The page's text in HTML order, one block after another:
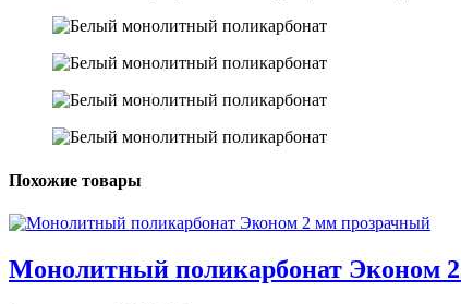
Похожие товары
Монолитный поликарбонат Эконом